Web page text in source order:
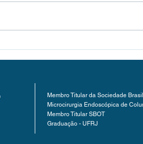
Membro Titular da Sociedade
Microcirurgia Endoscópica de
Membro Titular SBOT
Graduação - UFRJ